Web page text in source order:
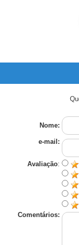
Nome:
e-mail:
Avaliação:
Comentários: